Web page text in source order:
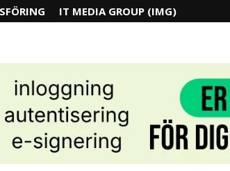
IT MEDIA GROUP (IMG)